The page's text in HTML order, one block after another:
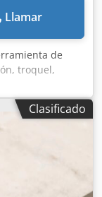
Llamar
de
troquel,
punzón,
y
Ewvsx Alief -
y matrices,
x 40,0 mm -
Ø 90 x
Clasificado